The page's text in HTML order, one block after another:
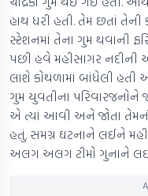
હાથ ધરી હતી. તેમ છતાં
સ્ટેશનમાં તેના ગુમ થવાની
પછી હવે મહીસાગર
લાશે કોથળામાં બાંધેલી હતી
ગુમ યુવતીના પરિવારજનોને
એ ત્યાં આવી અને જોતા
હતું. સમગ્ર ઘટનાને લઈને
અલગ અલગ ટીમો ગુનાને